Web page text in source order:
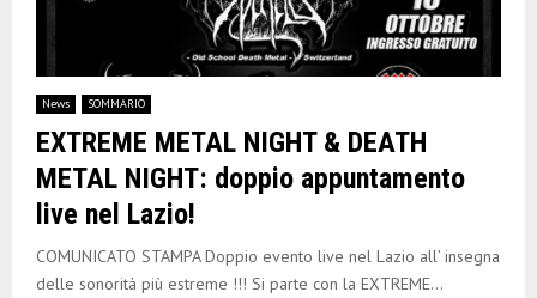
N
U
News SOMMARIO
EXTREME METAL NIGHT & DEATH
METAL NIGHT: doppio appuntamento
live nel Lazio!
COMUNICATO STAMPA Doppio evento live nel Lazio all’ insegna
delle sonorità più estreme !!! Si parte con la EXTREME...